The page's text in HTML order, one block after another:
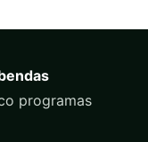
programas